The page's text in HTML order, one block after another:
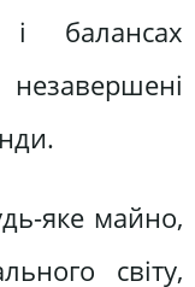
і балансах
яке майно,
світу,